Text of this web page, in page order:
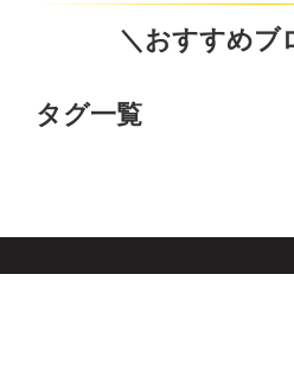
＼おすすめブ
タグ一覧